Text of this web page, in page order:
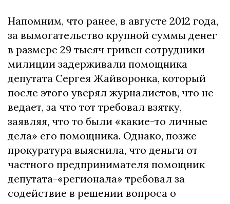
Напомним, что ранее, в августе 2012 года,
за вымогательство крупной суммы денег
в размере 29 тысяч гривен сотрудники
милиции задерживали помощника
депутата Сергея Жайворонка, который
после этого уверял журналистов, что не
ведает, за что тот требовал взятку,
заявляя, что то были «какие-то личные
дела» его помощника. Однако, позже
прокуратура выяснила, что деньги от
частного предпринимателя помощник
депутата-«регионала» требовал за
содействие в решении вопроса о